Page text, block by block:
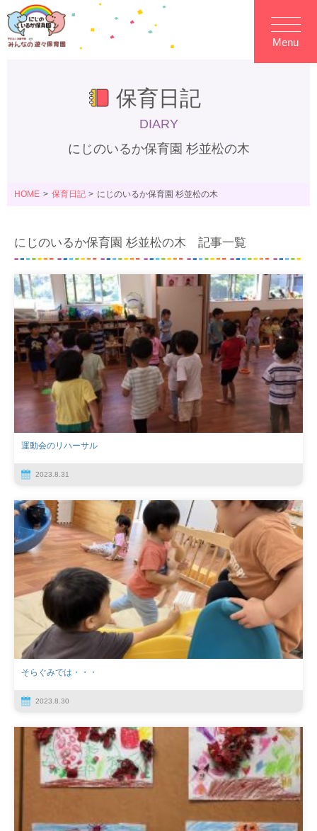
Menu
保育日記
DIARY
にじのいるか保育園 杉並松の木
HOME 保育日記 にじのいるか保育園 杉並松の木
にじのいるか保育園 杉並松の木 記事一覧
運動会のリハーサル
2023.8.31
そらぐみでは・・・
2023.8.30